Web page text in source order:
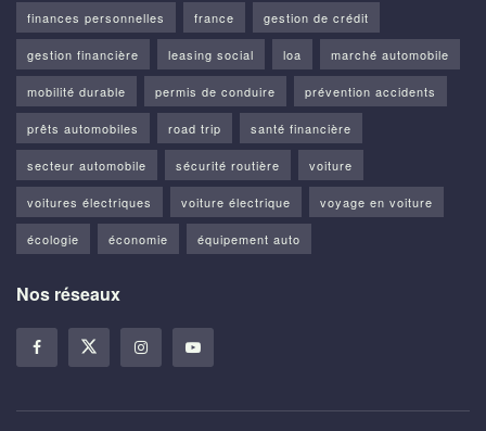
finances personnelles france gestion de crédit
gestion financière leasing social loa marché automobile
mobilité durable permis de conduire prévention accidents
prêts automobiles road trip santé financière
secteur automobile sécurité routière voiture
voitures électriques voiture électrique voyage en voiture
écologie économie équipement auto
Nos réseaux